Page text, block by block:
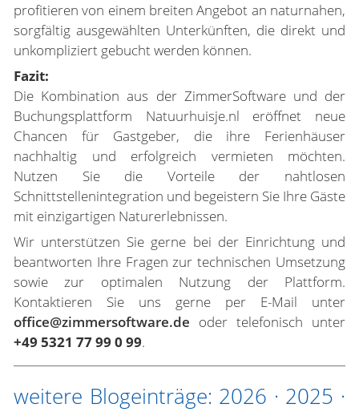
profitieren von einem breiten Angebot an naturnahen,
sorgfältig ausgewählten Unterkünften, die direkt und
unkompliziert gebucht werden können.
Fazit:
Die Kombination aus der ZimmerSoftware und der
Buchungsplattform Natuurhuisje.nl eröffnet neue
Chancen für Gastgeber, die ihre Ferienhäuser
nachhaltig und erfolgreich vermieten möchten.
Nutzen Sie die Vorteile der nahtlosen
Schnittstellenintegration und begeistern Sie Ihre Gäste
mit einzigartigen Naturerlebnissen.
Wir unterstützen Sie gerne bei der Einrichtung und
beantworten Ihre Fragen zur technischen Umsetzung
sowie zur optimalen Nutzung der Plattform.
Kontaktieren Sie uns gerne per E-Mail unter
office@zimmersoftware.de oder telefonisch unter
+49 5321 77 99 0 99.
weitere Blogeinträge: 2026 · 2025 ·